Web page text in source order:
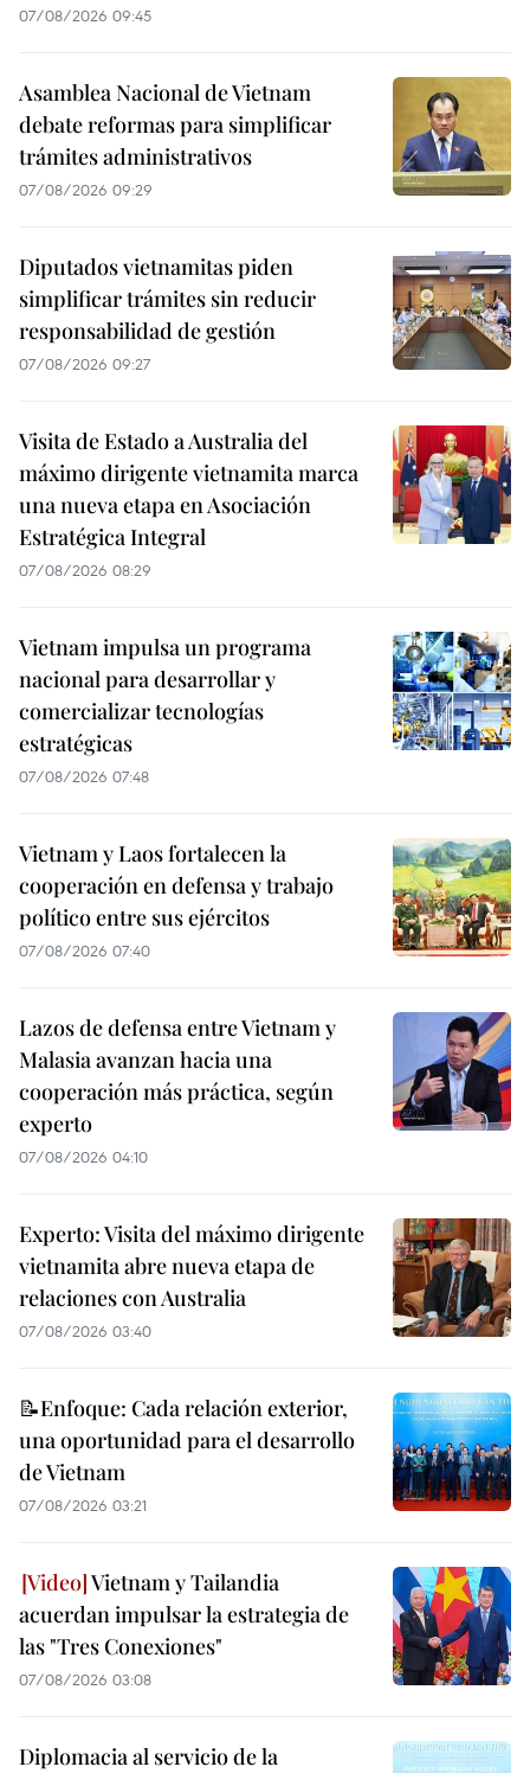
07/08/2026 09:45
Asamblea Nacional de Vietnam
debate reformas para simplificar
trámites administrativos
07/08/2026 09:29
Diputados vietnamitas piden
simplificar trámites sin reducir
responsabilidad de gestión
07/08/2026 09:27
Visita de Estado a Australia del
máximo dirigente vietnamita marca
una nueva etapa en Asociación
Estratégica Integral
07/08/2026 08:29
Vietnam impulsa un programa
nacional para desarrollar y
comercializar tecnologías
estratégicas
07/08/2026 07:48
Vietnam y Laos fortalecen la
cooperación en defensa y trabajo
político entre sus ejércitos
07/08/2026 07:40
Lazos de defensa entre Vietnam y
Malasia avanzan hacia una
cooperación más práctica, según
experto
07/08/2026 04:10
Experto: Visita del máximo dirigente
vietnamita abre nueva etapa de
relaciones con Australia
07/08/2026 03:40
📝Enfoque: Cada relación exterior,
una oportunidad para el desarrollo
de Vietnam
07/08/2026 03:21
Vietnam y Tailandia
acuerdan impulsar la estrategia de
las "Tres Conexiones"
07/08/2026 03:08
Diplomacia al servicio de la